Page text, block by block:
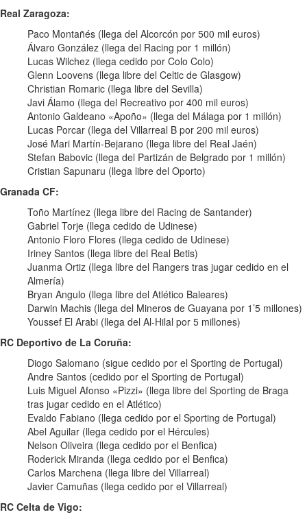
Real Zaragoza:
Paco Montañés (llega del Alcorcón por 500 mil euros)
Álvaro González (llega del Racing por 1 millón)
Lucas Wilchez (llega cedido por Colo Colo)
Glenn Loovens (llega libre del Celtic de Glasgow)
Christian Romaric (llega libre del Sevilla)
Javi Álamo (llega del Recreativo por 400 mil euros)
Antonio Galdeano «Apoño» (llega del Málaga por 1 millón)
Lucas Porcar (llega del Villarreal B por 200 mil euros)
José Mari Martín-Bejarano (llega libre del Real Jaén)
Stefan Babovic (llega del Partizán de Belgrado por 1 millón)
Cristian Sapunaru (llega libre del Oporto)
Granada CF:
Toño Martínez (llega libre del Racing de Santander)
Gabriel Torje (llega cedido de Udinese)
Antonio Floro Flores (llega cedido de Udinese)
Iriney Santos (llega libre del Real Betis)
Juanma Ortiz (llega libre del Rangers tras jugar cedido en el
Almería)
Bryan Angulo (llega libre del Atlético Baleares)
Darwin Machis (llega del Mineros de Guayana por 1’5 millones)
Youssef El Arabi (llega del Al-Hilal por 5 millones)
RC Deportivo de La Coruña:
Diogo Salomano (sigue cedido por el Sporting de Portugal)
Andre Santos (cedido por el Sporting de Portugal)
Luis Miguel Afonso «Pizzi» (llega libre del Sporting de Braga
tras jugar cedido en el Atlético)
Evaldo Fabiano (llega cedido por el Sporting de Portugal)
Abel Aguilar (llega cedido por el Hércules)
Nelson Oliveira (llega cedido por el Benfica)
Roderick Miranda (llega cedido por el Benfica)
Carlos Marchena (llega libre del Villarreal)
Javier Camuñas (llega cedido por el Villarreal)
RC Celta de Vigo: